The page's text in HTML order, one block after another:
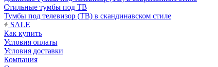
Стильные тумбы под ТВ
Тумбы под телевизор (ТВ) в скандинавском стиле
SALE
Как купить
Условия оплаты
Условия доставки
Компания